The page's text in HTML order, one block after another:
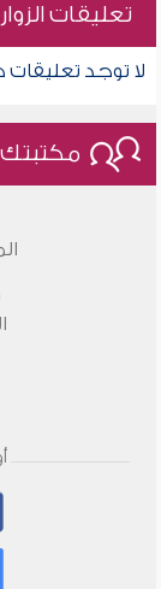
تعليقات الزوار
لا توجد تعليقات
مكتبتك